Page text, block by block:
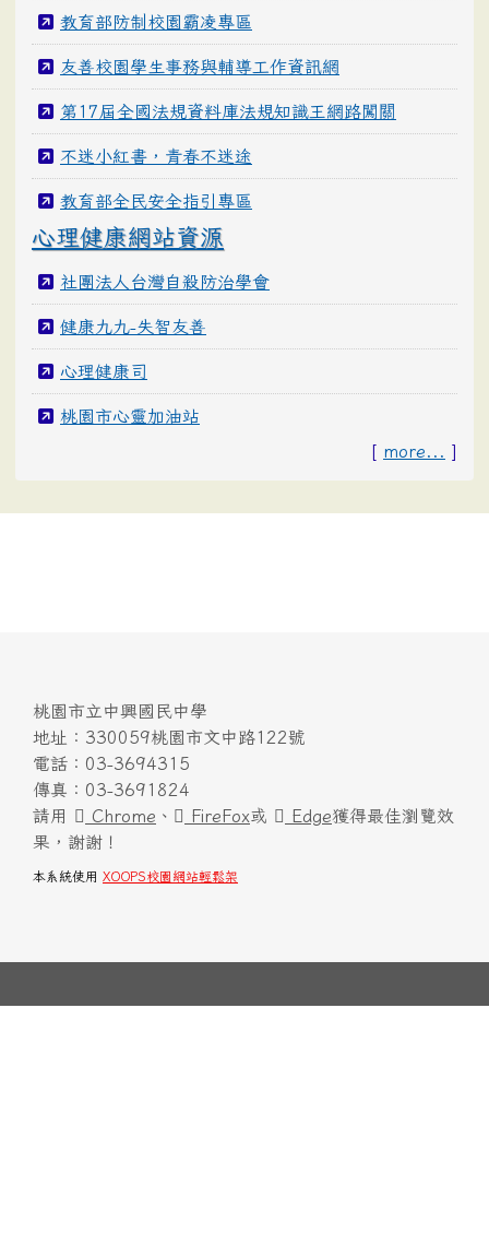
教育部防制校園霸凌專區
友善校園學生事務與輔導工作資訊網
第17屆全國法規資料庫法規知識王網路闖關
不迷小紅書，青春不迷途
教育部全民安全指引專區
心理健康網站資源
社團法人台灣自殺防治學會
健康九九-失智友善
心理健康司
桃園市心靈加油站
[ more... ]
桃園市立中興國民中學
地址：330059桃園市文中路122號
電話：03-3694315
傳真：03-3691824
請用
Chrome 、 FireFox或 Edge獲得最佳瀏覽效
果，謝謝！
本系統使用 XOOPS校園網站輕鬆架